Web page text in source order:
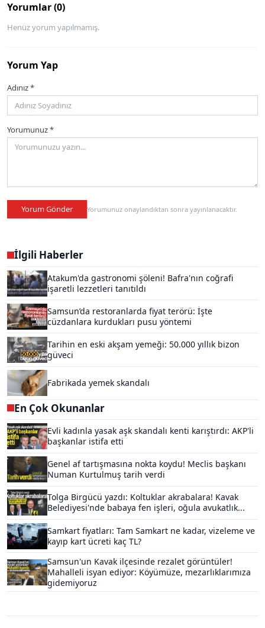
Yorumlar (0)
Henüz yorum yapılmamış.
Yorum Yap
Adınız *
Yorumunuz *
Yorum Gönder Yorumunuz onaylandıktan sonra yayınlanacaktır.
İlgili Haberler
Atakum'da gastronomi şöleni! Bafra'nın coğrafi
işaretli lezzetleri tanıtıldı
Samsun’da restoranlarda fiyat terörü: İşte
cüzdanlara kurdukları pusu yöntemi
Tarihin en eski akşam yemeği: 50.000 yıllık bizon
güveci
Fabrikada yemek skandalı
En Çok Okunanlar
Evli kadınla yasak aşk skandalı kenti karıştırdı: AKP'li
başkanlar istifa etti
Genel af tartışmasına nokta koydu! Meclis başkanı
Numan Kurtulmuş tarih verdi
Tolga Birgücü yazdı: Koltuklar akrabalara! Kavak
Belediyesi'nde babaya fen işleri, oğula avukatlık...
Samkart fiyatları: Tam Samkart ne kadar, vizeleme ve
kayıp kart ücreti kaç TL?
Samsun'un Kavak ilçesinde rezalet görüntüler!
Mahalleli isyan ediyor: Köyümüze, mezarlıklarımıza
gidemiyoruz